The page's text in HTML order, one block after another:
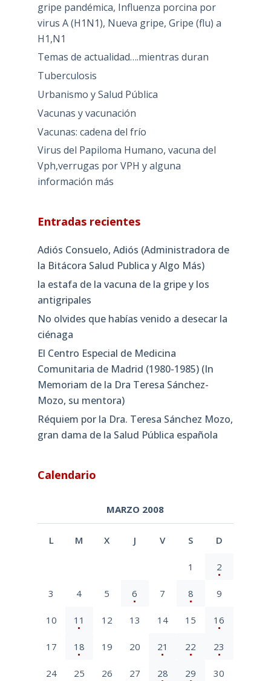
gripe pandémica, Influenza porcina por
virus A (H1N1), Nueva gripe, Gripe (flu) a
H1,N1
Temas de actualidad….mientras duran
Tuberculosis
Urbanismo y Salud Pública
Vacunas y vacunación
Vacunas: cadena del frío
Virus del Papiloma Humano, vacuna del
Vph,verrugas por VPH y alguna
información más
Entradas recientes
Adiós Consuelo, Adiós (Administradora de
la Bitácora Salud Publica y Algo Más)
la estafa de la vacuna de la gripe y los
antigripales
No olvides que habías venido a desecar la
ciénaga
El Centro Especial de Medicina
Comunitaria de Madrid (1980-1985) (In
Memoriam de la Dra Teresa Sánchez-
Mozo, su mentora)
Réquiem por la Dra. Teresa Sánchez Mozo,
gran dama de la Salud Pública española
Calendario
MARZO 2008
L M X J V S D
1 2
3 4 5 6 7 8 9
10 11 12 13 14 15 16
17 18 19 20 21 22 23
24 25 26 27 28 29 30